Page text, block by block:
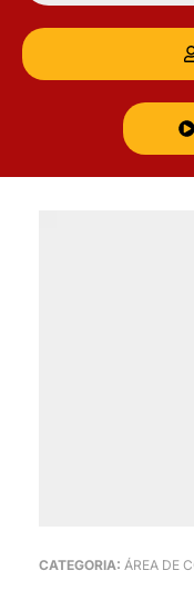
CATEGORIA: ÁREA DE